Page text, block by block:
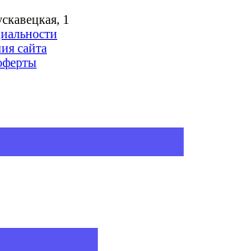
1
сайта